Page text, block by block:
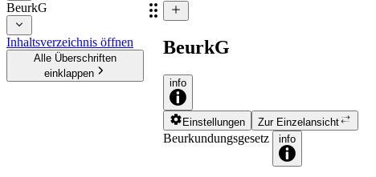
BeurkG
Inhaltsverzeichnis öffnen
Alle Überschriften
einklappen
BeurkG
info
Einstellungen Zur Einzelansicht
Beurkundungsgesetz info